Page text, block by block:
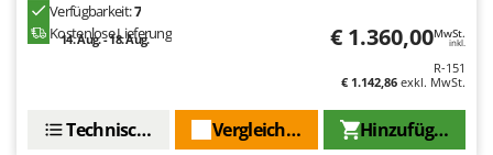
Verfügbarkeit:7
Kostenlose Lieferung
14. Aug. - 18. Aug. € 1.360,00MwSt.
inkl.
R-151
€ 1.142,86 exkl. MwSt.
Hinzufügen
Vergleichen Sie
Technische Daten